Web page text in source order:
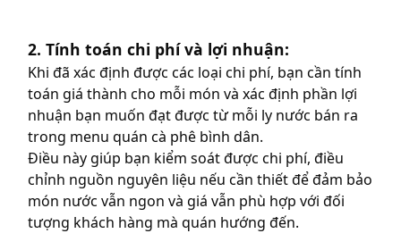
2. Tính toán chi phí và lợi nhuận:
Khi đã xác định được các loại chi phí, bạn cần tính
toán giá thành cho mỗi món và xác định phần lợi
nhuận bạn muốn đạt được từ mỗi ly nước bán ra
trong menu quán cà phê bình dân.
Điều này giúp bạn kiểm soát được chi phí, điều
chỉnh nguồn nguyên liệu nếu cần thiết để đảm bảo
món nước vẫn ngon và giá vẫn phù hợp với đối
tượng khách hàng mà quán hướng đến.